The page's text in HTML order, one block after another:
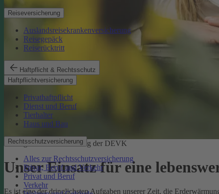
Reiseversicherung
Auslandsreisekrankenversicherung
Reisegepäck
Reiserücktritt
Haftpflicht & Rechtsschutz
Haftpflichtversicherung
Privathaftpflicht
Dienst und Beruf
Tierhalter
Haus und Bau
Rechtsschutzversicherung
Alles zur Rechtsschutzversicherung
Privat, Beruf und Verkehr
Privat und Beruf
Verkehr
Ökologische Verantwortung der DEVK
Unser Einsatz für eine
Es ist eine der dringlichsten Aufgaben unserer Zeit, die